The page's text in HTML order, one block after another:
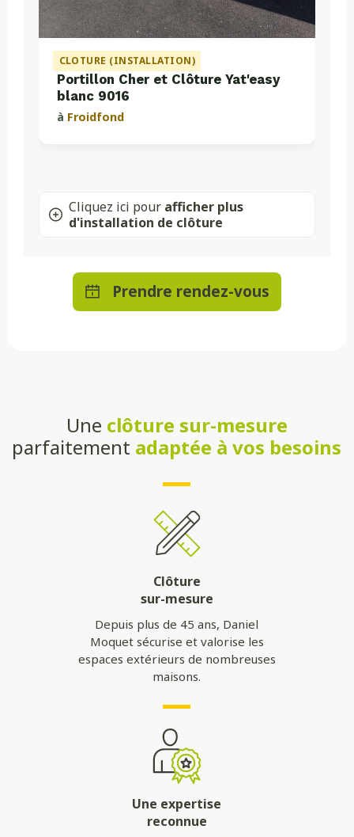
CLOTURE (INSTALLATION)
Portillon Cher et Clôture Yat'easy
blanc 9016
à Froidfond
Cliquez ici pour afficher plus
d'installation de clôture
Prendre rendez-vous
Une clôture sur-mesure
parfaitement adaptée à vos besoins
Clôture
sur-mesure
Depuis plus de 45 ans, Daniel
Moquet sécurise et valorise les
espaces extérieurs de nombreuses
maisons.
Une expertise
reconnue